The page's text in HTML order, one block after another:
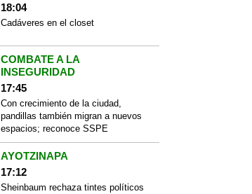
18:04
Cadáveres en el closet
COMBATE A LA
INSEGURIDAD
17:45
Con crecimiento de la ciudad,
pandillas también migran a nuevos
espacios; reconoce SSPE
AYOTZINAPA
17:12
Sheinbaum rechaza tintes políticos